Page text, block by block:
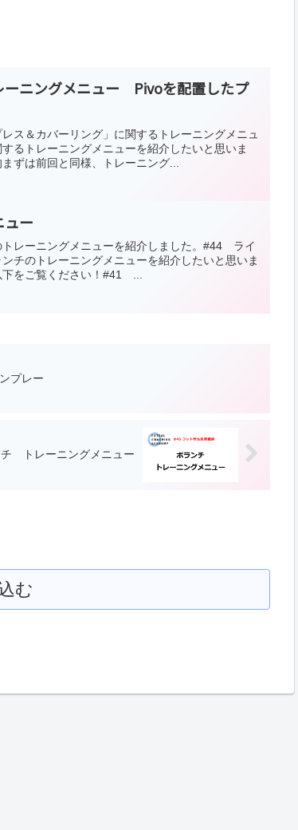
ニングメニュー Pivoを配置したプ
ス＆カバーリング」に関するトレーニングメニュ
るトレーニングメニューを紹介したいと思いま
ずは前回と同様、トレーニング...
ー
レーニングメニューを紹介しました。#44 ライ
チのトレーニングメニューを紹介したいと思いま
下をご覧ください！#41 ...
プレー
トレーニングメニュー
む